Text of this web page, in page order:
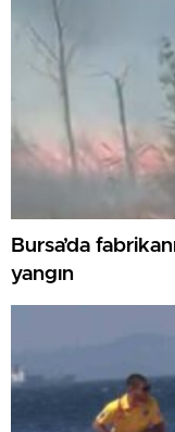
Bursa’da
yangın